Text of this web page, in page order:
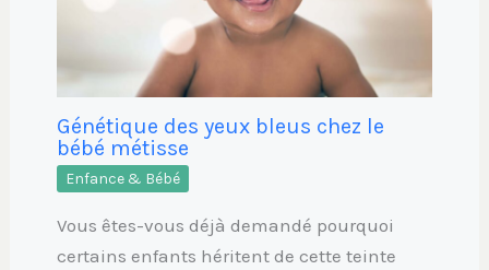
Génétique des yeux bleus chez le
bébé métisse
Enfance & Bébé
Vous êtes-vous déjà demandé pourquoi
certains enfants héritent de cette teinte